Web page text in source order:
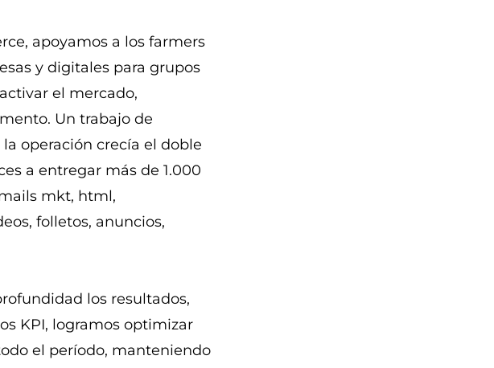
apoyamos a los farmers
y digitales para grupos
el mercado,
Un trabajo de
operación crecía el doble
a entregar más de 1.000
mkt, html,
folletos, anuncios,
los resultados,
KPI, logramos optimizar
el período, manteniendo